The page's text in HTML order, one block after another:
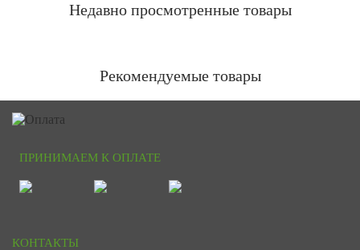
Недавно просмотренные товары
Рекомендуемые товары
ПРИНИМАЕМ К ОПЛАТЕ
КОНТАКТЫ